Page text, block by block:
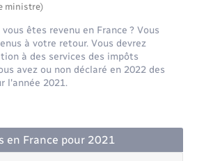
ministre)
êtes revenu en France ? Vous
à votre retour. Vous devrez
à des services des impôts
avez ou non déclaré en 2022 des
l'année 2021.
en France pour 2021